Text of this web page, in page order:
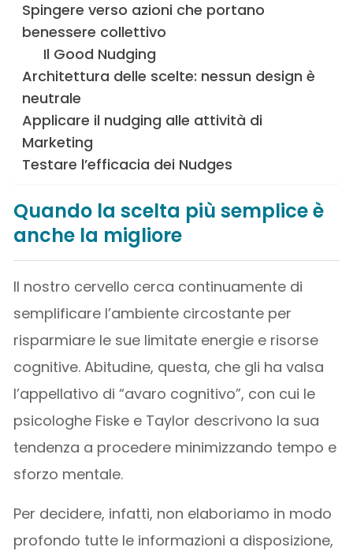
Spingere verso azioni che portano
benessere collettivo
Il Good Nudging
Architettura delle scelte: nessun design è
neutrale
Applicare il nudging alle attività di
Marketing
Testare l’efficacia dei Nudges
Quando la scelta più semplice è
anche la migliore
Il nostro cervello cerca continuamente di
semplificare l’ambiente circostante per
risparmiare le sue limitate energie e risorse
cognitive. Abitudine, questa, che gli ha valsa
l’appellativo di “avaro cognitivo”, con cui le
psicologhe Fiske e Taylor descrivono la sua
tendenza a procedere minimizzando tempo e
sforzo mentale.
Per decidere, infatti, non elaboriamo in modo
profondo tutte le informazioni a disposizione,